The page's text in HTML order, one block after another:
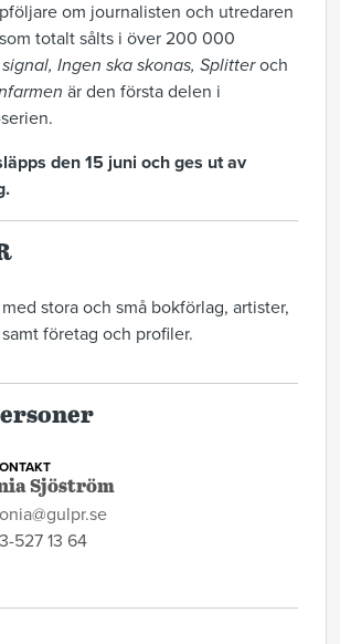
om journalisten och utredaren
totalt sålts i över 200 000
Ingen ska skonas, Splitteroch
är den första delen i
den 15 juni och ges ut av
stora och små bokförlag, artister,
företag och profiler.
Sjöström
527 13 64